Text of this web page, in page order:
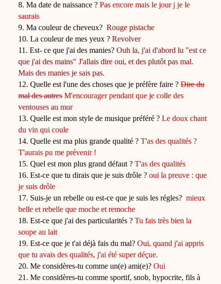
8. Ma date de naissance ?Pas encore mais le jour j je le
saurais
9. Ma couleur de cheveux?Rouge pistache
10. La couleur de mes yeux ? Revolver
11. Est- ce que j'ai des manies? Ouh la, j'ai d'abord lu "est ce
que j'ai des mains" J'allais dire oui, et des plutôt pas mal.
Mais des manies je sais pas.
12. Quelle est l'une des choses que je préfère faire ?Dire du
mal des autresM'encourager pendant que je colle des
ventouses au mur
13. Quelle est mon style de musique préféré ?Le doux chant
du vin qui coule
14. Quelle est ma plus grande qualité ?T'as des qualités ?
T'aurais pu me prévenir !
15. Quel est mon plus grand défaut ?T'as des qualités
16. Est-ce que tu dirais que je suis drôle ?oui la preuve : que
je suis drôle
17. Suis-je un rebelle ou est-ce que je suis les régles?mieux
belle et rebelle que moche et remoche
18. Est-ce que j'ai des particularités ?Tu fais très bien la
soupe au lait
19. Est-ce que je t'ai déjà fais du mal?Oui, quand j'ai appris
que tu avais des qualités, j'ai été super déçue.
20. Me considères-tu comme un(e) ami(e)?Oui
21. Me considères-tu comme sportif, snob, hypocrite, fils à